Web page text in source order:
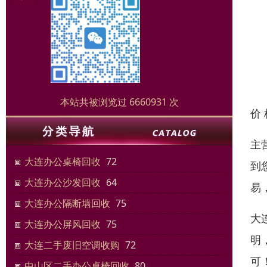
本站共被浏览过 6660931 次
大连办公桌椅回收 72
大连办公沙发回收 64
大连办公隔断墙回收 75
大连办公屏风回收 75
大连二手废旧空调收购 72
价
主
到
易
大
明
可